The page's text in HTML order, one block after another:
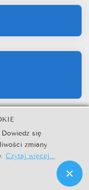
Krajeńskim.
|
się
zmiany
Czytaj więcej...